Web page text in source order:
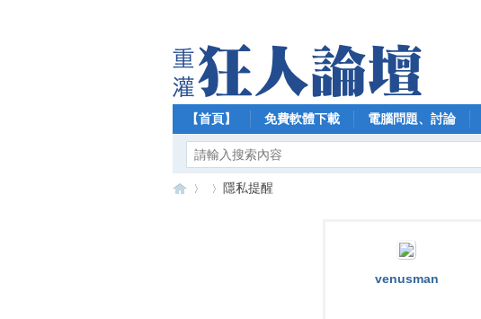
【首頁】 免費軟體下載 電腦問題、討論
隱私提醒
venusman